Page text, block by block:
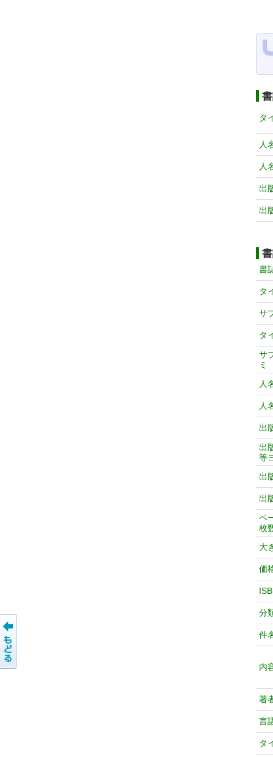
タ
人
人
出
出
書
タ
サ
タ
サ
ミ
人
人
出
出
等
出
出
ペ
枚
大
価
分
件
内
著
言
タ